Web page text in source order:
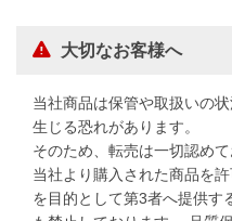
大切なお客様へ
当社商品は保管や取扱いの
生じる恐れがあります。
そのため、転売は一切認めて
当社より購入された商品を
を目的として第3者へ提供す